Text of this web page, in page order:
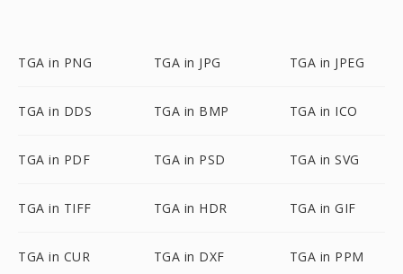
TGA in PNG TGA in JPG TGA in JPEG
TGA in DDS TGA in BMP TGA in ICO
TGA in PDF TGA in PSD TGA in SVG
TGA in TIFF TGA in HDR TGA in GIF
TGA in CUR TGA in DXF TGA in PPM